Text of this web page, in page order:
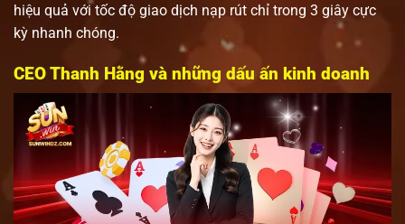
hiệu quả với tốc độ giao dịch nạp rút chỉ trong 3 giây cực
kỳ nhanh chóng.
CEO Thanh Hằng và những dấu ấn kinh doanh